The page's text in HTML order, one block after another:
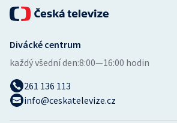
Divácké centrum
každý všední den:8:00—16:00 hodin
261 136 113
info@ceskatelevize.cz